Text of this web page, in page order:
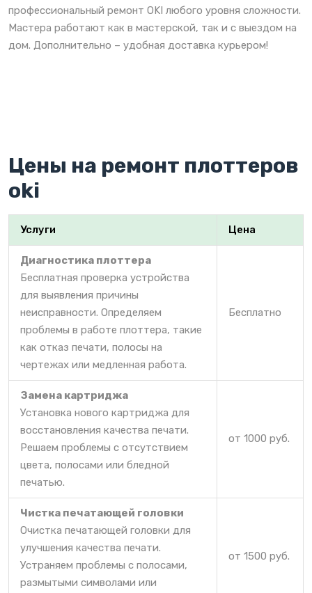
профессиональный ремонт OKI любого уровня сложности.
Мастера работают как в мастерской, так и с выездом на
дом. Дополнительно – удобная доставка курьером!
Цены на ремонт плоттеров
oki
Услуги Цена
Диагностика плоттера
Бесплатная проверка устройства
для выявления причины
неисправности. Определяем
проблемы в работе плоттера, такие
как отказ печати, полосы на
чертежах или медленная работа.
Бесплатно
Замена картриджа
Установка нового картриджа для
восстановления качества печати.
Решаем проблемы с отсутствием
цвета, полосами или бледной
печатью.
от 1000 руб.
Чистка печатающей головки
Очистка печатающей головки для
улучшения качества печати.
Устраняем проблемы с полосами,
размытыми символами или
от 1500 руб.